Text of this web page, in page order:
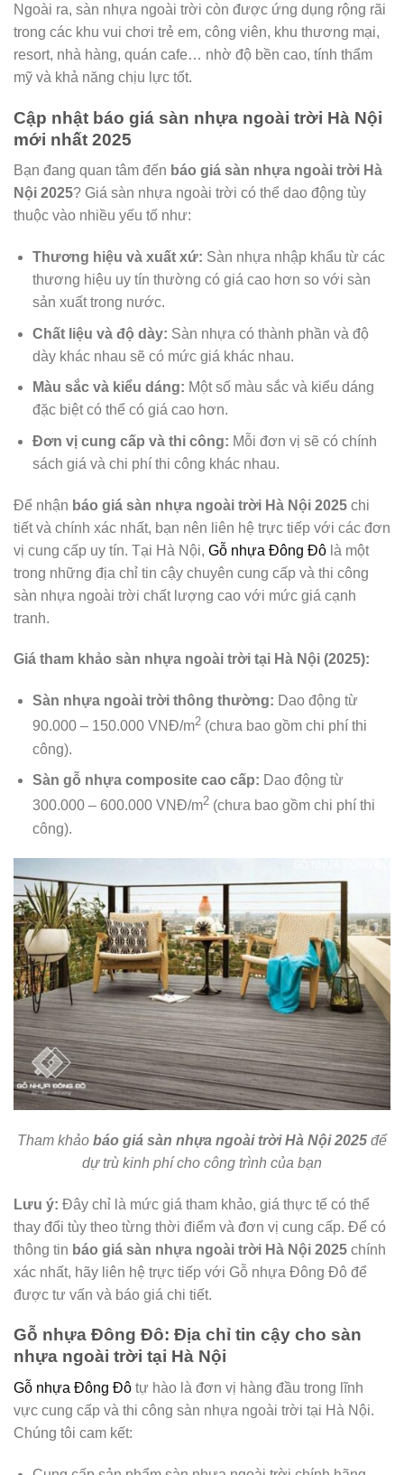
Ngoài ra, sàn nhựa ngoài trời còn được ứng dụng rộng rãi
trong các khu vui chơi trẻ em, công viên, khu thương mại,
resort, nhà hàng, quán cafe… nhờ độ bền cao, tính thẩm
mỹ và khả năng chịu lực tốt.
Cập nhật báo giá sàn nhựa ngoài trời Hà Nội
mới nhất 2025
Bạn đang quan tâm đến báo giá sàn nhựa ngoài trời Hà
Nội 2025? Giá sàn nhựa ngoài trời có thể dao động tùy
thuộc vào nhiều yếu tố như:
Thương hiệu và xuất xứ: Sàn nhựa nhập khẩu từ các
thương hiệu uy tín thường có giá cao hơn so với sàn
sản xuất trong nước.
Chất liệu và độ dày: Sàn nhựa có thành phần và độ
dày khác nhau sẽ có mức giá khác nhau.
Màu sắc và kiểu dáng: Một số màu sắc và kiểu dáng
đặc biệt có thể có giá cao hơn.
Đơn vị cung cấp và thi công: Mỗi đơn vị sẽ có chính
sách giá và chi phí thi công khác nhau.
Để nhận báo giá sàn nhựa ngoài trời Hà Nội 2025 chi
tiết và chính xác nhất, bạn nên liên hệ trực tiếp với các đơn
vị cung cấp uy tín. Tại Hà Nội, Gỗ nhựa Đông Đô là một
trong những địa chỉ tin cậy chuyên cung cấp và thi công
sàn nhựa ngoài trời chất lượng cao với mức giá cạnh
tranh.
Giá tham khảo sàn nhựa ngoài trời tại Hà Nội (2025):
Sàn nhựa ngoài trời thông thường: Dao động từ
90.000 – 150.000 VNĐ/m2(chưa bao gồm chi phí thi
công).
Sàn gỗ nhựa composite cao cấp: Dao động từ
300.000 – 600.000 VNĐ/m2(chưa bao gồm chi phí thi
công).
Tham khảo báo giá sàn nhựa ngoài trời Hà Nội 2025 để
dự trù kinh phí cho công trình của bạn
Lưu ý: Đây chỉ là mức giá tham khảo, giá thực tế có thể
thay đổi tùy theo từng thời điểm và đơn vị cung cấp. Để có
thông tin báo giá sàn nhựa ngoài trời Hà Nội 2025 chính
xác nhất, hãy liên hệ trực tiếp với Gỗ nhựa Đông Đô để
được tư vấn và báo giá chi tiết.
Gỗ nhựa Đông Đô: Địa chỉ tin cậy cho sàn
nhựa ngoài trời tại Hà Nội
Gỗ nhựa Đông Đô tự hào là đơn vị hàng đầu trong lĩnh
vực cung cấp và thi công sàn nhựa ngoài trời tại Hà Nội.
Chúng tôi cam kết: